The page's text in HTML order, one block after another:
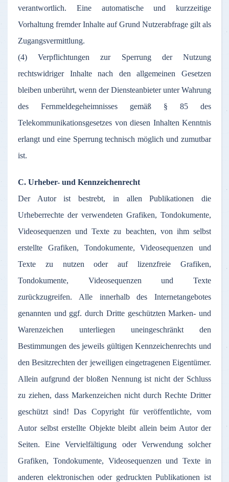
verantwortlich. Eine automatische und kurzzeitige
Vorhaltung fremder Inhalte auf Grund Nutzerabfrage gilt als
Zugangsvermittlung.
(4) Verpflichtungen zur Sperrung der Nutzung
rechtswidriger Inhalte nach den allgemeinen Gesetzen
bleiben unberührt, wenn der Diensteanbieter unter Wahrung
des Fernmeldegeheimnisses gemäß § 85 des
Telekommunikationsgesetzes von diesen Inhalten Kenntnis
erlangt und eine Sperrung technisch möglich und zumutbar
ist.
C. Urheber- und Kennzeichenrecht
Der Autor ist bestrebt, in allen Publikationen die
Urheberrechte der verwendeten Grafiken, Tondokumente,
Videosequenzen und Texte zu beachten, von ihm selbst
erstellte Grafiken, Tondokumente, Videosequenzen und
Texte zu nutzen oder auf lizenzfreie Grafiken,
Tondokumente, Videosequenzen und Texte
zurückzugreifen. Alle innerhalb des Internetangebotes
genannten und ggf. durch Dritte geschützten Marken- und
Warenzeichen unterliegen uneingeschränkt den
Bestimmungen des jeweils gültigen Kennzeichenrechts und
den Besitzrechten der jeweiligen eingetragenen Eigentümer.
Allein aufgrund der bloßen Nennung ist nicht der Schluss
zu ziehen, dass Markenzeichen nicht durch Rechte Dritter
geschützt sind! Das Copyright für veröffentlichte, vom
Autor selbst erstellte Objekte bleibt allein beim Autor der
Seiten. Eine Vervielfältigung oder Verwendung solcher
Grafiken, Tondokumente, Videosequenzen und Texte in
anderen elektronischen oder gedruckten Publikationen ist